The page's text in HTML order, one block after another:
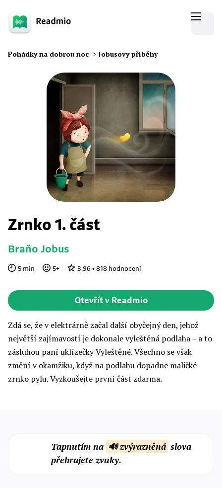
Pohádky na dobrou noc > Jobusovy příběhy
Zrnko 1. část
Braňo Jobus
5 min 5+ 3.96 • 818 hodnocení
Otevřít v Readmio
Zdá se, že v elektrárně začal další obyčejný den, jehož
největší zajímavostí je dokonale vyleštěná podlaha – a to
zásluhou paní uklízečky Vyleštěné. Všechno se však
změní v okamžiku, když na podlahu dopadne maličké
zrnko pylu. Vyzkoušejte první část zdarma.
Tapnutím na 🔊 zvýrazněná slova
přehrajete zvuky.